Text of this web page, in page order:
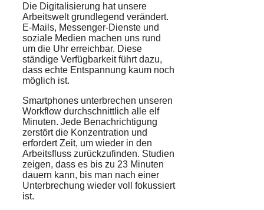
Die Digitalisierung hat unsere
Arbeitswelt grundlegend verändert.
E-Mails, Messenger-Dienste und
soziale Medien machen uns rund
um die Uhr erreichbar. Diese
ständige Verfügbarkeit führt dazu,
dass echte Entspannung kaum noch
möglich ist.
Smartphones unterbrechen unseren
Workflow durchschnittlich alle elf
Minuten. Jede Benachrichtigung
zerstört die Konzentration und
erfordert Zeit, um wieder in den
Arbeitsfluss zurückzufinden. Studien
zeigen, dass es bis zu 23 Minuten
dauern kann, bis man nach einer
Unterbrechung wieder voll fokussiert
ist.